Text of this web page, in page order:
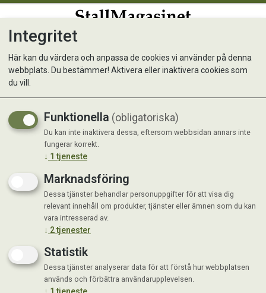
Stängselstolp svarvad, 8 x
175cm
Kampanj
Integritet
Här kan du värdera och anpassa de cookies vi använder på denna
webbplats. Du bestämmer! Aktivera eller inaktivera cookies som
du vill.
Funktionella (obligatoriska)
Du kan inte inaktivera dessa, eftersom webbsidan annars inte
fungerar korrekt.
↓ 1 tjeneste
Marknadsföring
Dessa tjänster behandlar personuppgifter för att visa dig
relevant innehåll om produkter, tjänster eller ämnen som du kan
vara intresserad av.
↓ 2tjenester
Statistik
Dessa tjänster analyserar data för att förstå hur webbplatsen
används och förbättra användarupplevelsen.